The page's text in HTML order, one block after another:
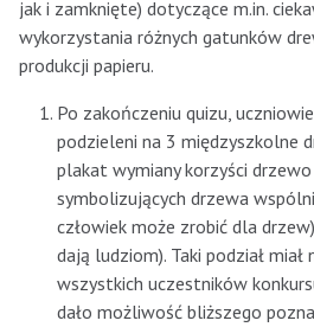
jak i zamknięte) dotyczące m.in.
wykorzystania różnych gatunków
produkcji papieru.
Po zakończeniu quizu,
podzieleni na 3 międzyszkolne
plakat wymiany korzyści
symbolizujących drzewa
człowiek może zrobić dla
dają ludziom). Taki podział
wszystkich uczestników
dało możliwość bliższego